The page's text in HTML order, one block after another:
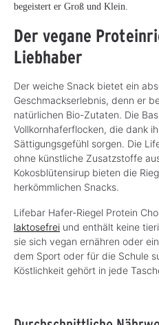
begeistert er Groß und Klein.
Der vegane
Liebhaber
Der weiche Snack bietet ein
Geschmackserlebnis, denn er
natürlichen Bio-Zutaten. Die
Vollkornhaferflocken, die dank
Sättigungsgefühl sorgen. Die
ohne künstliche Zusatzstoffe
Kokosblütensirup bieten die
herkömmlichen Snacks.
Lifebar Hafer-Riegel Protein
laktosefrei und enthält keine
sie sich vegan ernähren oder
dem Sport oder für die Schule
Köstlichkeit gehört in jede